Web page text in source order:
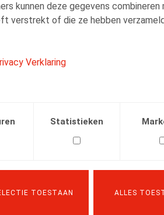
kunnen deze gegevens combineren
verstrekt of die ze hebben
Verklaring
Statistieken
TOESTAAN ALLES